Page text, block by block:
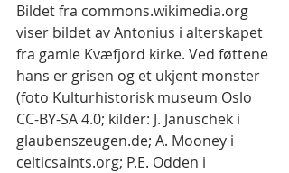
Bildet fra commons.wikimedia.org
viser bildet av Antonius i alterskapet
fra gamle Kvæfjord kirke. Ved føttene
hans er grisen og et ukjent monster
(foto Kulturhistorisk museum Oslo
CC-BY-SA 4.0; kilder: J. Januschek i
glaubenszeugen.de; A. Mooney i
celticsaints.org; P.E. Odden i